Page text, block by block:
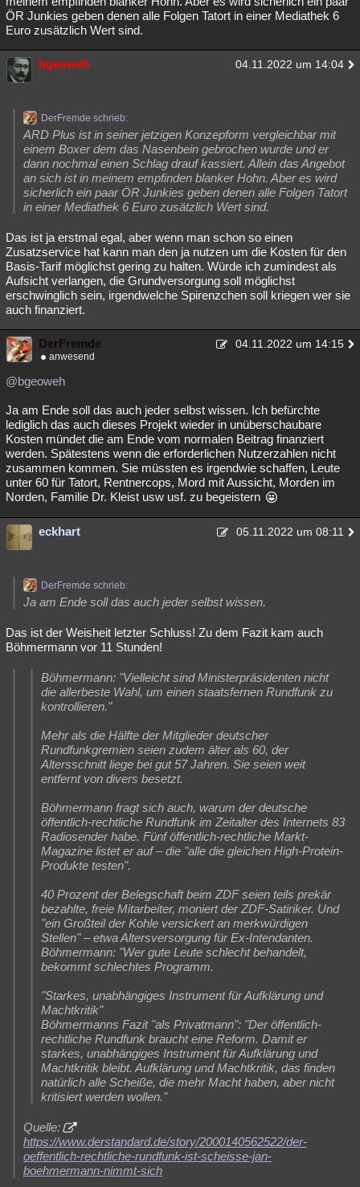
ÖR Junkies geben denen alle Folgen Tatort in einer Mediathek 6
Euro zusätzlich Wert sind.
bgeoweh 04.11.2022 um 14:04
DerFremde schrieb:
ARD Plus ist in seiner jetzigen Konzepform vergleichbar mit
einem Boxer dem das Nasenbein gebrochen wurde und er
dann nochmal einen Schlag drauf kassiert. Allein das Angebot
an sich ist in meinem empfinden blanker Hohn. Aber es wird
sicherlich ein paar ÖR Junkies geben denen alle Folgen Tatort
in einer Mediathek 6 Euro zusätzlich Wert sind.
Das ist ja erstmal egal, aber wenn man schon so einen
Zusatzservice hat kann man den ja nutzen um die Kosten für den
Basis-Tarif möglichst gering zu halten. Würde ich zumindest als
Aufsicht verlangen, die Grundversorgung soll möglichst
erschwinglich sein, irgendwelche Spirenzchen soll kriegen wer sie
auch finanziert.
DerFremde 04.11.2022 um 14:15
anwesend
@bgeoweh
Ja am Ende soll das auch jeder selbst wissen. Ich befürchte
lediglich das auch dieses Projekt wieder in unüberschaubare
Kosten mündet die am Ende vom normalen Beitrag finanziert
werden. Spätestens wenn die erforderlichen Nutzerzahlen nicht
zusammen kommen. Sie müssten es irgendwie schaffen, Leute
unter 60 für Tatort, Rentnercops, Mord mit Aussicht, Morden im
Norden, Familie Dr. Kleist usw usf. zu begeistern
eckhart 05.11.2022 um 08:11
DerFremde schrieb:
Ja am Ende soll das auch jeder selbst wissen.
Das ist der Weisheit letzter Schluss! Zu dem Fazit kam auch
Böhmermann vor 11 Stunden!
Böhmermann: "Vielleicht sind Ministerpräsidenten nicht
die allerbeste Wahl, um einen staatsfernen Rundfunk zu
kontrollieren."
Mehr als die Hälfte der Mitglieder deutscher
Rundfunkgremien seien zudem älter als 60, der
Altersschnitt liege bei gut 57 Jahren. Sie seien weit
entfernt von divers besetzt.
Böhmermann fragt sich auch, warum der deutsche
öffentlich-rechtliche Rundfunk im Zeitalter des Internets 83
Radiosender habe. Fünf öffentlich-rechtliche Markt-
Magazine listet er auf – die "alle die gleichen High-Protein-
Produkte testen".
40 Prozent der Belegschaft beim ZDF seien teils prekär
bezahlte, freie Mitarbeiter, moniert der ZDF-Satiriker. Und
"ein Großteil der Kohle versickert an merkwürdigen
Stellen" – etwa Altersversorgung für Ex-Intendanten.
Böhmermann: "Wer gute Leute schlecht behandelt,
bekommt schlechtes Programm.
"Starkes, unabhängiges Instrument für Aufklärung und
Machtkritik"
Böhmermanns Fazit "als Privatmann": "Der öffentlich-
rechtliche Rundfunk braucht eine Reform. Damit er
starkes, unabhängiges Instrument für Aufklärung und
Machtkritik bleibt. Aufklärung und Machtkritik, das finden
natürlich alle Scheiße, die mehr Macht haben, aber nicht
kritisiert werden wollen."
Quelle:
https://www.derstandard.de/story/2000140562522/der-
oeffentlich-rechtliche-rundfunk-ist-scheisse-jan-
boehmermann-nimmt-sich